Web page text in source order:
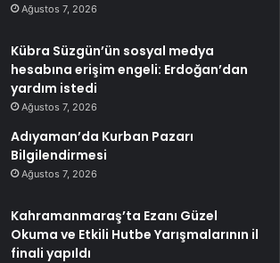
Ağustos 7, 2026
Kübra Süzgün’ün sosyal medya
hesabına erişim engeli: Erdoğan’dan
yardım istedi
Ağustos 7, 2026
Adıyaman’da Kurban Pazarı
Bilgilendirmesi
Ağustos 7, 2026
Kahramanmaraş’ta Ezanı Güzel
Okuma ve Etkili Hutbe Yarışmalarının il
finali yapıldı